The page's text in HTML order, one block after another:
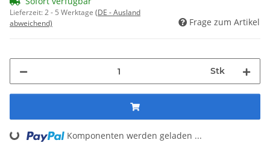
Lieferzeit:2 - 5 Werktage (DE - Ausland
abweichend)
Frage zum Artikel
Stk
Loading... Komponenten werden geladen ...